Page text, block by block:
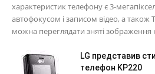
характеристик телефону є 3-
автофокусом і записом відео, а також
можна переглядати зняті зображення
LG представив
телефон KP220